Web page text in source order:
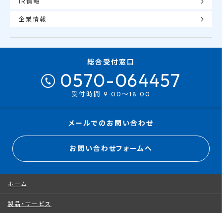
企業情報
総合受付窓口
0570-064457
受付時間 9:00～18:00
メールでのお問い合わせ
お問い合わせフォームへ
ホーム
製品・サービス